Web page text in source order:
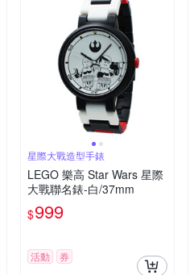
星際大戰造型手錶
LEGO 樂高 Star Wars 星際
大戰聯名錶-白/37mm
$999
活動 券